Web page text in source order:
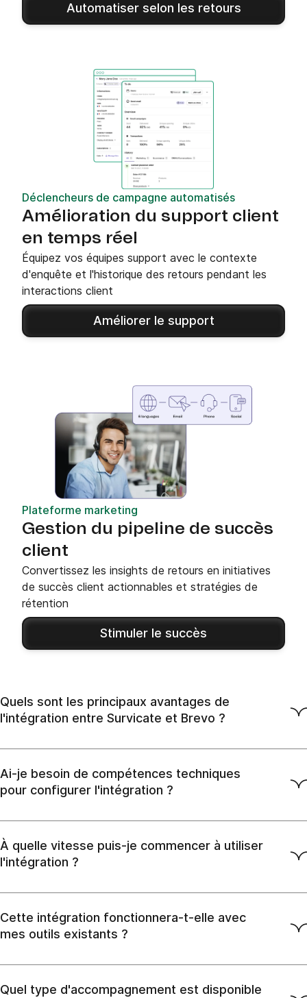
Automatiser selon les retours
Déclencheurs de campagne automatisés
Amélioration du support client
en temps réel
Équipez vos équipes support avec le contexte
d'enquête et l'historique des retours pendant les
interactions client
Améliorer le support
Plateforme marketing
Gestion du pipeline de succès
client
Convertissez les insights de retours en initiatives
de succès client actionnables et stratégies de
rétention
Stimuler le succès
Quels sont les principaux avantages de
l'intégration entre Survicate et Brevo ?
Ai-je besoin de compétences techniques
pour configurer l'intégration ?
À quelle vitesse puis-je commencer à utiliser
l'intégration ?
Cette intégration fonctionnera-t-elle avec
mes outils existants ?
Quel type d'accompagnement est disponible